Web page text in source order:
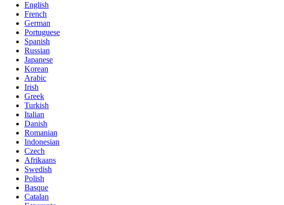
English
French
German
Portuguese
Spanish
Russian
Japanese
Korean
Arabic
Irish
Greek
Turkish
Italian
Danish
Romanian
Indonesian
Czech
Afrikaans
Swedish
Polish
Basque
Catalan